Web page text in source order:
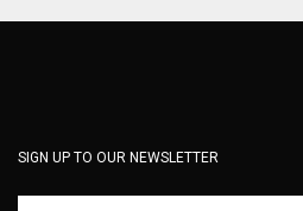
SIGN UP TO OUR NEWSLETTER